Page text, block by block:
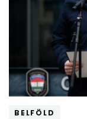
BELFÖLD